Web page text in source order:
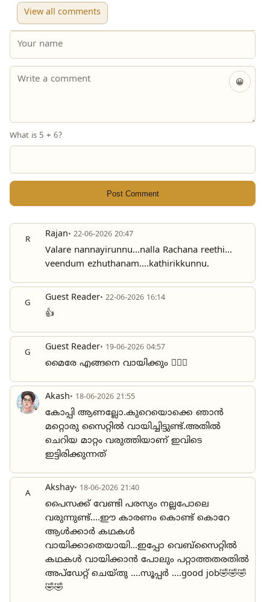
View all comments
😀
What is 5 + 6?
Post Comment
R Rajan• 22-06-2026 20:47
Valare nannayirunnu…nalla Rachana reethi…
veendum ezhuthanam….kathirikkunnu.
G Guest Reader• 22-06-2026 16:14
👍
G Guest Reader• 19-06-2026 04:57
മൈരേ എങ്ങനെ വായിക്കും 🤦🏻‍♂️
Akash• 18-06-2026 21:55
കോപ്പി ആണല്ലോ.കുറെയൊക്കെ ഞാൻ
മറ്റൊരു സൈറ്റിൽ വായിച്ചിട്ടുണ്ട്.അതിൽ
ചെറിയ മാറ്റം വരുത്തിയാണ് ഇവിടെ
ഇട്ടിരിക്കുന്നത്
A Akshay• 18-06-2026 21:40
പൈസക്ക് വേണ്ടി പരസ്യം നല്ലപോലെ
വരുന്നുണ്ട്....ഈ കാരണം കൊണ്ട് കൊറേ
ആൾക്കാർ കഥകൾ
വായിക്കാതെയായി...ഇപ്പോ വെബ്സൈറ്റിൽ
കഥകൾ വായിക്കാൻ പോലും പറ്റാത്തതരതിൽ
അപ്ഡേറ്റ് ചെയ്തു ....സൂപ്പർ ....good job🤣🤣🤣
🤣🤣